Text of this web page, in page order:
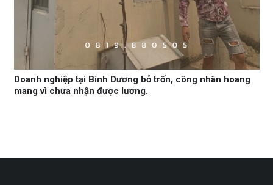
Doanh nghiệp tại Bình Dương bỏ trốn, công nhân hoang
mang vì chưa nhận được lương.